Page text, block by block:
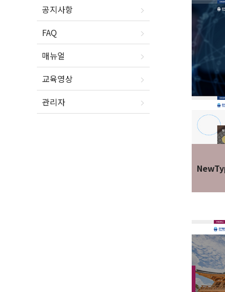
공지사항
FAQ
매뉴얼
교육영상
관리자